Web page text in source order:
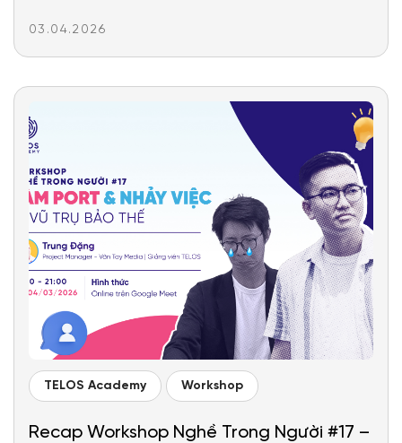
03.04.2026
TELOS Academy Workshop
Recap Workshop Nghề Trong Người #17 –